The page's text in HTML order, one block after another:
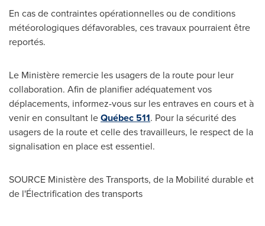
En cas de contraintes opérationnelles ou de conditions
météorologiques défavorables, ces travaux pourraient être
reportés.
Le Ministère remercie les usagers de la route pour leur
collaboration. Afin de planifier adéquatement vos
déplacements, informez-vous sur les entraves en cours et à
venir en consultant leQuébec 511. Pour la sécurité des
usagers de la route et celle des travailleurs, le respect de la
signalisation en place est essentiel.
SOURCE Ministère des Transports, de la Mobilité durable et
de l'Électrification des transports